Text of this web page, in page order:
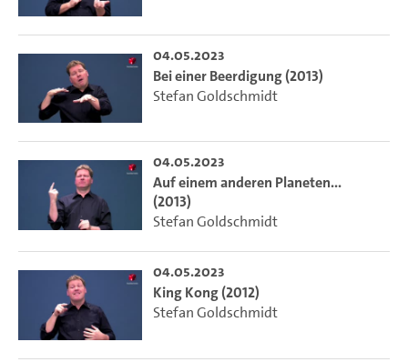
04.05.2023
Bei einer Beerdigung (2013)
Stefan Goldschmidt
04.05.2023
Auf einem anderen Planeten...
(2013)
Stefan Goldschmidt
04.05.2023
King Kong (2012)
Stefan Goldschmidt